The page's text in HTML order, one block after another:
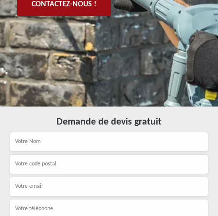
CONTACTEZ-NOUS !
Demande de devis gratuit